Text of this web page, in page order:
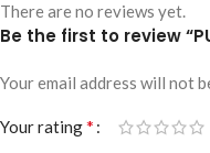
There are no reviews yet.
Be the first to review
Your email address will not
Your rating*